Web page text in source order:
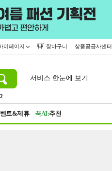
이페이지 장바구니 상품공급사센터
서비스 한눈에 보기
트&제휴 꾹AI:추천